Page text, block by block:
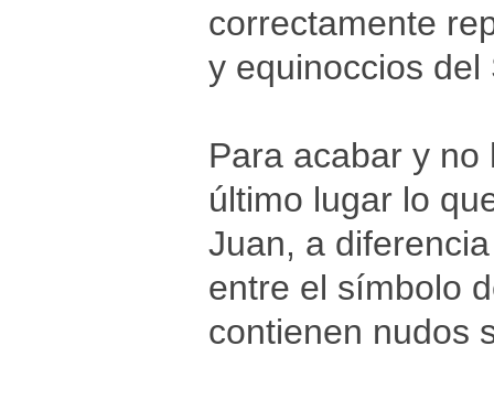
correctamente
y equinoccios del
Para acabar y
último lugar lo
Juan, a
entre el símbolo
contienen nudos